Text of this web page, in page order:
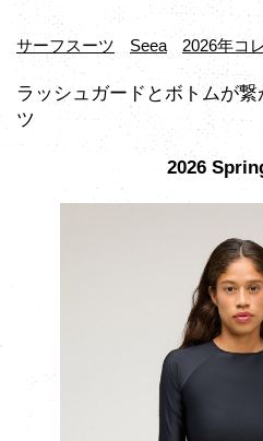
サーフスーツ Seea 2026年コ
ラッシュガードとボトムが
ツ
2026